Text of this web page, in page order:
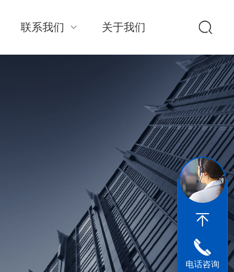
联系我们 关于我们
电话咨询